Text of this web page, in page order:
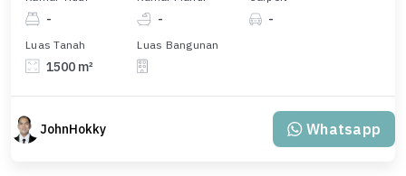
- - -
Luas Tanah
1500 m²
Luas Bangunan
JohnHokky Whatsapp